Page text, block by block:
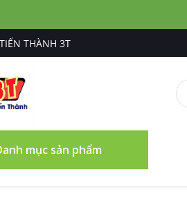
THÀNH 3T
mục sản phẩm